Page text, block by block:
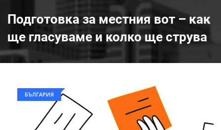
Подготовка за местния вот – как
ще гласуваме и колко ще струва
БЪЛГАРИЯ